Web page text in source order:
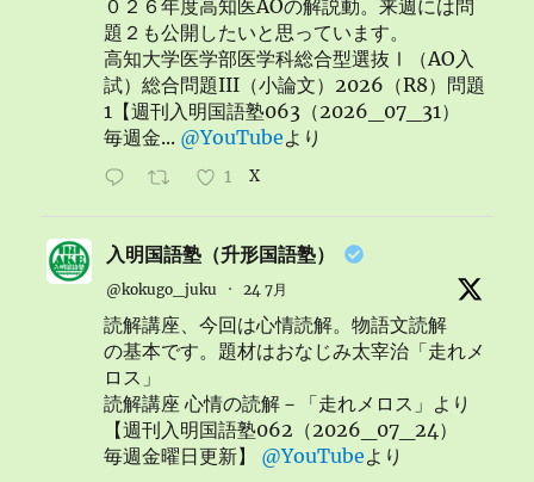
０２６年度高知医AOの解説動。来週には問
題２も公開したいと思っています。
高知大学医学部医学科総合型選抜Ⅰ（AO入
試）総合問題III（小論文）2026（R8）問題
1【週刊入明国語塾063（2026_07_31）
毎週金... @YouTubeより
1 X
入明国語塾（升形国語塾）
@kokugo_juku · 24 7月
読解講座、今回は心情読解。物語文読解
の基本です。題材はおなじみ太宰治「走れメ
ロス」
読解講座 心情の読解－「走れメロス」より
【週刊入明国語塾062（2026_07_24）
毎週金曜日更新】 @YouTubeより